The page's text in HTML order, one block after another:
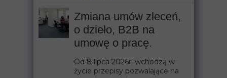
Zmiana umów zleceń,
o dzieło, B2B na
umowę o pracę.
Od 8 lipca 2026r. wchodzą w
życie przepisy pozwalające na